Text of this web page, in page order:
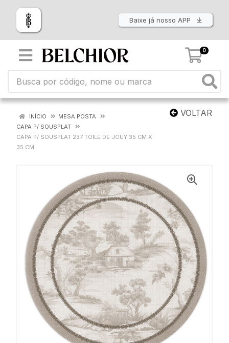
Baixe já nosso APP
0
VOLTAR
INÍCIO
MESA POSTA
CAPA P/ SOUSPLAT
CAPA P/ SOUSPLAT 237 TOILE DE JOUY 35 CM X
35 CM